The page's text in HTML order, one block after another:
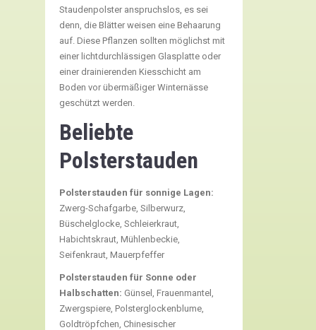
Staudenpolster anspruchslos, es sei
denn, die Blätter weisen eine Behaarung
auf. Diese Pflanzen sollten möglichst mit
einer lichtdurchlässigen Glasplatte oder
einer drainierenden Kiesschicht am
Boden vor übermäßiger Winternässe
geschützt werden.
Beliebte
Polsterstauden
Polsterstauden für sonnige Lagen:
Zwerg-Schafgarbe, Silberwurz,
Büschelglocke, Schleierkraut,
Habichtskraut, Mühlenbeckie,
Seifenkraut, Mauerpfeffer
Polsterstauden für Sonne oder
Halbschatten: Günsel, Frauenmantel,
Zwergspiere, Polsterglockenblume,
Goldtröpfchen, Chinesischer